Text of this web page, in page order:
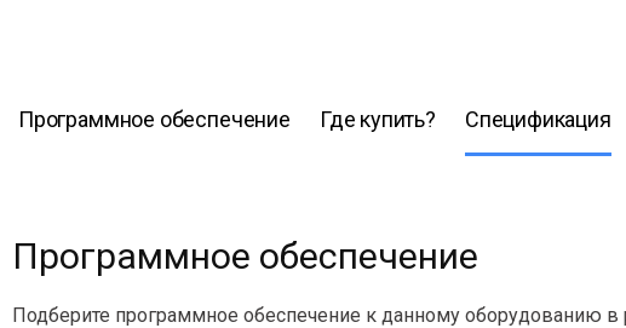
Программное обеспечение Где купить? Спецификация
Программное обеспечение
Подберите программное обеспечение к данному оборудованию в